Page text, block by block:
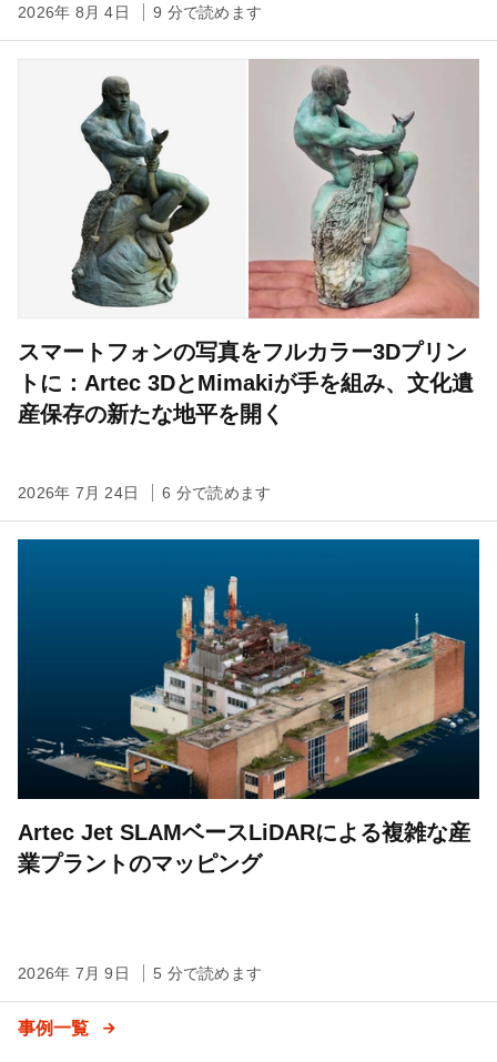
2026年 8月 4日 9 分で読めます
スマートフォンの写真をフルカラー3Dプリン
トに：Artec 3DとMimakiが手を組み、文化遺
産保存の新たな地平を開く
2026年 7月 24日 6 分で読めます
Artec Jet SLAMベースLiDARによる複雑な産
業プラントのマッピング
2026年 7月 9日 5 分で読めます
事例一覧